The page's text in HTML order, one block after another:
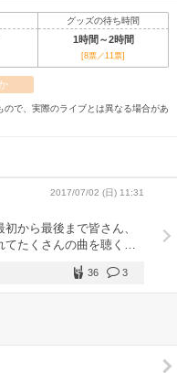
グッズの待ち時間
1時間～2時間
[8票／11票]
で、実際のライブとは異なる場合があ
2017/07/02 (日) 11:31
たくさんの曲を聴くこ
だけど……… 観客の皆さ
れが意外に綺麗でした
3
36